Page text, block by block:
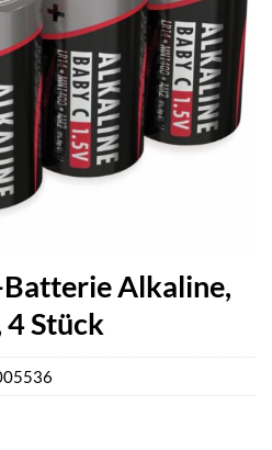
Alkaline,
4 Stück